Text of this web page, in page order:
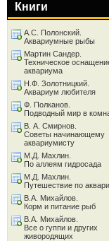
Книги
А.С. Полонский.
Аквариумные рыбы
Мартин Сандер.
Техническое
аквариума
Н.Ф. Золотницкий.
Аквариум любителя
Ф. Полканов.
Подводный мир в
В. А. Смирнов.
Советы начинающему
аквариумисту
М.Д. Махлин.
По аллеям гидросада
М.Д. Махлин.
Путешествие по
В.А. Михайлов.
Корм и питание рыб
В.А. Михайлов.
Все о гуппи и других
живородящих